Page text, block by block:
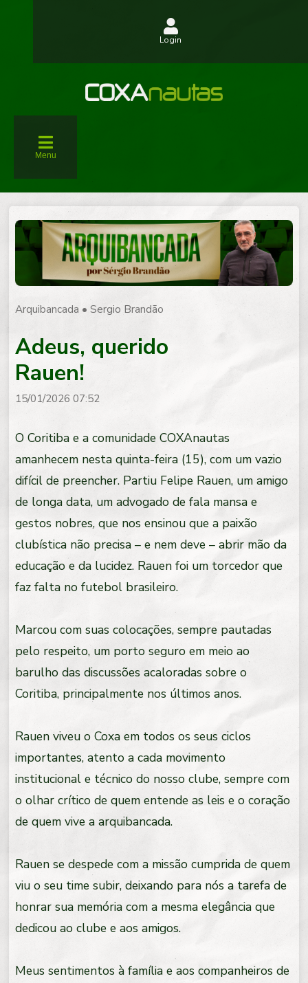
Menu
Login
Arquibancada •Sergio Brandão
Adeus, querido
Rauen!
15/01/2026 07:52
O Coritiba e a comunidade COXAnautas
amanhecem nesta quinta-feira (15), com um vazio
difícil de preencher. Partiu Felipe Rauen, um amigo
de longa data, um advogado de fala mansa e
gestos nobres, que nos ensinou que a paixão
clubística não precisa – e nem deve – abrir mão da
educação e da lucidez. Rauen foi um torcedor que
faz falta no futebol brasileiro.
Marcou com suas colocações, sempre pautadas
pelo respeito, um porto seguro em meio ao
barulho das discussões acaloradas sobre o
Coritiba, principalmente nos últimos anos.
Rauen viveu o Coxa em todos os seus ciclos
importantes, atento a cada movimento
institucional e técnico do nosso clube, sempre com
o olhar crítico de quem entende as leis e o coração
de quem vive a arquibancada.
Rauen se despede com a missão cumprida de quem
viu o seu time subir, deixando para nós a tarefa de
honrar sua memória com a mesma elegância que
dedicou ao clube e aos amigos.
Meus sentimentos à família e aos companheiros de